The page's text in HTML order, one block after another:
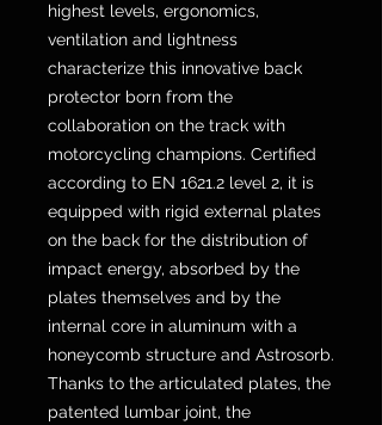
highest levels, ergonomics,
ventilation and lightness
characterize this innovative back
protector born from the
collaboration on the track with
motorcycling champions. Certified
according to EN 1621.2 level 2, it is
equipped with rigid external plates
on the back for the distribution of
impact energy, absorbed by the
plates themselves and by the
internal core in aluminum with a
honeycomb structure and Astrosorb.
Thanks to the articulated plates, the
patented lumbar joint, the